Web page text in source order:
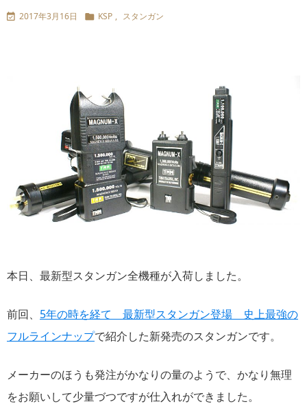
 2017年3月16日  KSP , スタンガン
本日、最新型スタンガン全機種が入荷しました。
前回、 5年の時を経て 最新型スタンガン登場 史上最強の
フルラインナップで紹介した新発売のスタンガンです。
メーカーのほうも発注がかなりの量のようで、かなり無理
をお願いして少量づつですが仕入れができました。